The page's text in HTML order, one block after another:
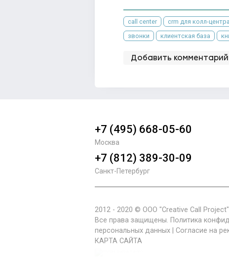
call center crm для колл-центра
звонки
клиентская база
Добавить комментарий
+7 (495) 668-05-60
Москва
+7 (812) 389-30-09
Санкт-Петербург
2012 - 2020 © ООО "Creative Call
Все права защищены. Политика
персональных данных
Согласие на
КАРТА САЙТА